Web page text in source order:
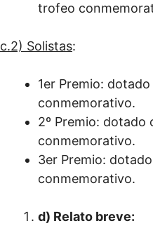
trofeo
c.2) Solistas:
1er Premio:
conmemorativo.
2º Premio:
conmemorativo.
3er Premio:
conmemorativo.
d) Relato breve: